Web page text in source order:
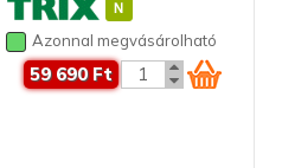
Azonnal megvásárolható
59 690 Ft